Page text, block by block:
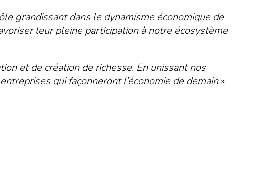
grandissant dans le dynamisme économique de
leur pleine participation à notre écosystème
et de création de richesse. En unissant nos
qui façonneront l'économie de demain»,